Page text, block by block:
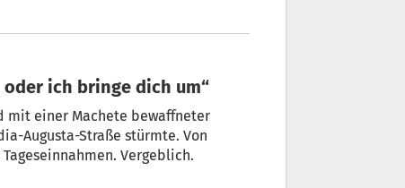
das Geld, oder ich bringe dich um“
mit einer Machete bewaffneter
Augusta-Straße stürmte. Von
Vergeblich.